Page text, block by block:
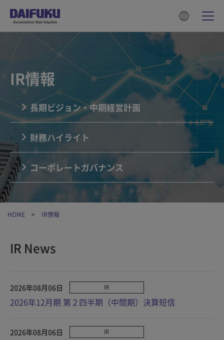
IR情報
長期ビジョン・中期経営計画
財務ハイライト
コーポレートガバナンス
HOME IR情報
IR News
2026年08月06日 IR
2026年12月期 第２四半期（中間期）決算短信
2026年08月06日 IR